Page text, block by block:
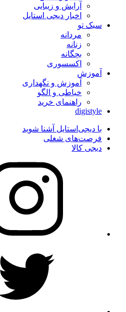
آرایش و زیبایی
اخبار دیجی استایل
سبک تو
مردانه
زنانه
بچگانه
اکسسوری
آموزش
آموزش و نگهداری
خیاطی و الگو
راهنمای خرید
digistyle
با دیجی‌استایل آشنا شوید
فرصت‌های شغلی
دیجی کالا